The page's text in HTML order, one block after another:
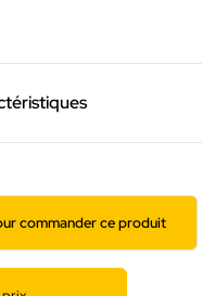
commander ce produit